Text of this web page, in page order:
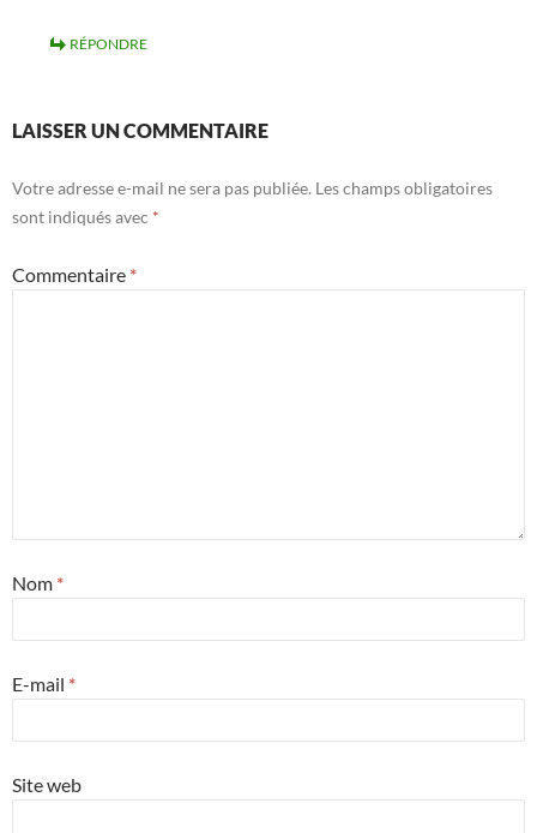
RÉPONDRE
LAISSER UN COMMENTAIRE
Votre adresse e-mail ne sera pas publiée. Les champs obligatoires
sont indiqués avec *
Commentaire *
Nom *
E-mail *
Site web